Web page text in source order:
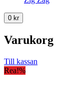
0 kr
Varukorg
Till kassan
Rea!%